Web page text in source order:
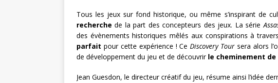
Tous les jeux sur fond historique, ou même s’inspirant de
recherche de la part des concepteurs des jeux. La série
des évènements historiques mêlés aux conspirations à
parfait pour cette expérience ! Ce Discovery Tour sera alors
de développement du jeu et de découvrir le cheminement
Jean Guesdon, le directeur créatif du jeu, résume ainsi l’idée